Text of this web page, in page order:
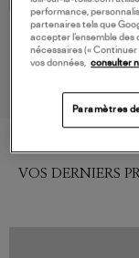
195,00 €
VANESSA
Cabas L Toile Zippé
VOS DERNIERS
performance,
partenaires tels que
accepter l’ensemble des
nécessaires (« Continuer
vos données,
consulter
Paramètres